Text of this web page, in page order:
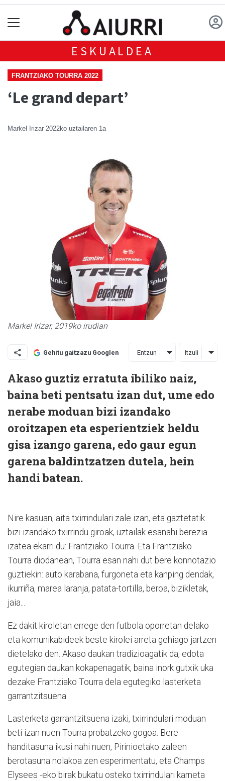
ESKUALDEA
FRANTZIAKO TOURRA 2022
‘Le grand depart’
Markel Irizar 2022ko uztailaren 1a
Markel Irizar, 2019ko irudian
Gehitu gaitzazu Googlen Entzun Itzuli
Akaso guztiz erratuta ibiliko naiz,
baina beti pentsatu izan dut, ume edo
nerabe moduan bizi izandako
oroitzapen eta esperientziek heldu
gisa izango garena, edo gaur egun
garena baldintzatzen dutela, hein
handi batean.
Nire kasuan, aita txirrindulari zale izan, eta gaztetatik
bizi izandako txirrindu giroak, uztailak esanahi berezia
izatea ekarri du: Frantziako Tourra. Eta Frantziako
Tourra diodanean, Tourra esan nahi dut bere konnotazio
guztiekin: auto karabana, furgoneta eta kanping dendak,
ikurriña, marea laranja, patata-tortilla, beroa, bizikletak,
jaia...
Ez dakit kiroletan errege den futbola oporretan delako
eta komunikabideek beste kirolei arreta gehiago jartzen
dietelako den. Akaso daukan tradizioagatik da, edota
egutegian daukan kokapenagatik, baina inork gutxik uka
dezake Frantziako Tourra dela egutegiko lasterketa
garrantzitsuena.
Lasterketa garrantzitsuena izaki, txirrindulari moduan
beti izan nuen Tourra probatzeko gogoa. Bere
handitasuna ikusi nahi nuen, Pirinioetako zaleen
berotasuna nolakoa zen esperimentatu, eta Champs
Elysees -eko birak bukatu osteko txirrindulari karneta